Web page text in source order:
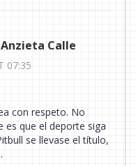
Calle
07:35
con respeto. No
que el deporte siga
se llevase el título,